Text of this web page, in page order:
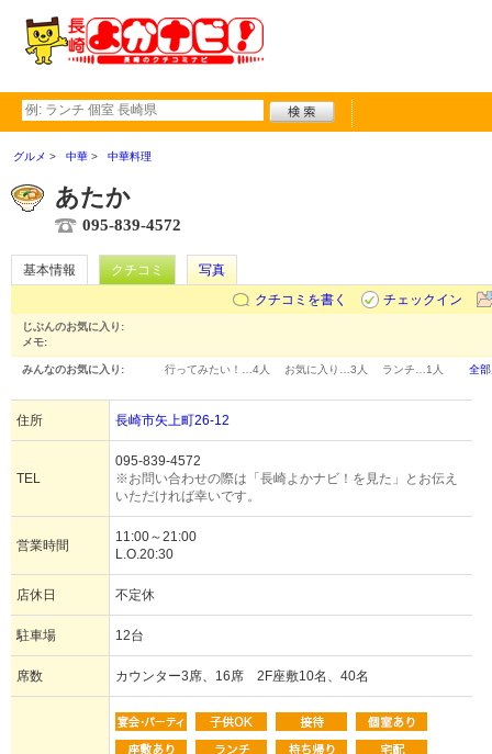
グルメ 中華 中華料理
あたか
095-839-4572
基本情報 クチコミ
写真
クチコミを書く
チェックイン
じぶんのお気に入り:
メモ:
みんなのお気に入り: 行ってみたい！… 4人 お気に入り… 3人 ランチ… 1人 全
住所 長崎市矢上町26-12
TEL
095-839-4572
※お問い合わせの際は「長崎よかナビ！を見た」とお伝え
いただければ幸いです。
営業時間
11:00～21:00
L.O.20:30
店休日 不定休
駐車場 12台
席数 カウンター3席、16席 2F座敷10名、40名